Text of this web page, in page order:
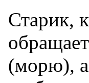
Старик,
(морю), а